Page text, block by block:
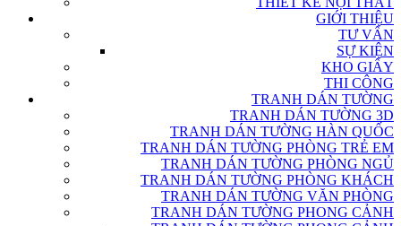
GIỚI THIỆU
TƯ VẤN
SỰ KIỆN
KHO GIẤY
THI CÔNG
TRANH DÁN TƯỜNG
TRANH DÁN TƯỜNG 3D
TRANH DÁN TƯỜNG HÀN QUỐC
TRANH DÁN TƯỜNG PHÒNG TRẺ EM
TRANH DÁN TƯỜNG PHÒNG NGỦ
TRANH DÁN TƯỜNG PHÒNG KHÁCH
TRANH DÁN TƯỜNG VĂN PHÒNG
TRANH DÁN TƯỜNG PHONG CẢNH